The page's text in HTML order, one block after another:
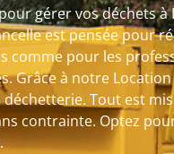
gérer vos déchets à
est pensée pour
comme pour les
Grâce à notre
Tout est
contrainte. Optez